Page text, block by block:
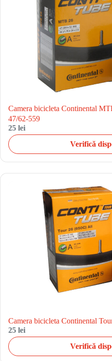
Camera bicicleta Continental
47/62-559
25 lei
Verifică
Camera bicicleta Continental
25 lei
Verifică